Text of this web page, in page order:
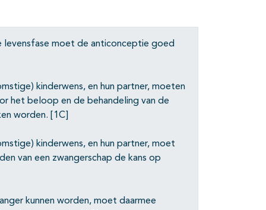
levensfase moet de anticonceptie goed
kinderwens, en hun partner, moeten
het beloop en de behandeling van de
worden. [1C]
kinderwens, en hun partner, moet
van een zwangerschap de kans op
kunnen worden, moet daarmee